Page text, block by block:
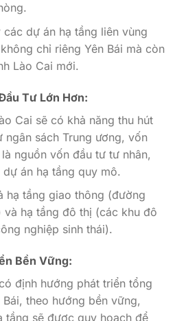
dự án hạ tầng liên vùng
chỉ riêng Yên Bái mà còn
Lào Cai mới.
Tư Lớn Hơn:
Cai sẽ có khả năng thu hút
ngân sách Trung ương, vốn
nguồn vốn đầu tư tư nhân,
án hạ tầng quy mô.
hạ tầng giao thông (đường
hạ tầng đô thị (các khu đô
nghiệp sinh thái).
Bền Vững:
định hướng phát triển tổng
theo hướng bền vững,
tầng sẽ được quy hoạch để